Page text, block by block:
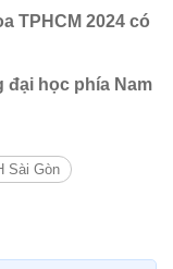
TPHCM 2024 có
đại học phía Nam
Sài Gòn